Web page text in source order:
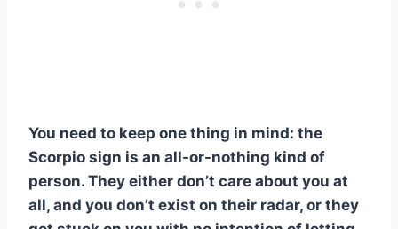
You need to keep one thing in mind: the
Scorpio sign is an all-or-nothing kind of
person. They either don’t care about you at
all, and you don’t exist on their radar, or they